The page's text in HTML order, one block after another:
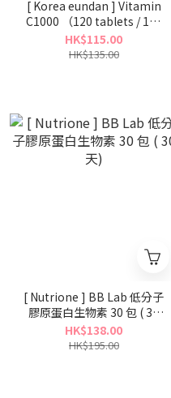
[ Korea eundan ] Vitamin
C1000 （120 tablets / 120
天)
HK$115.00
HK$135.00
[ Nutrione ] BB Lab 低分子
膠原蛋白生物素 30 包 ( 30
天)
HK$138.00
HK$195.00